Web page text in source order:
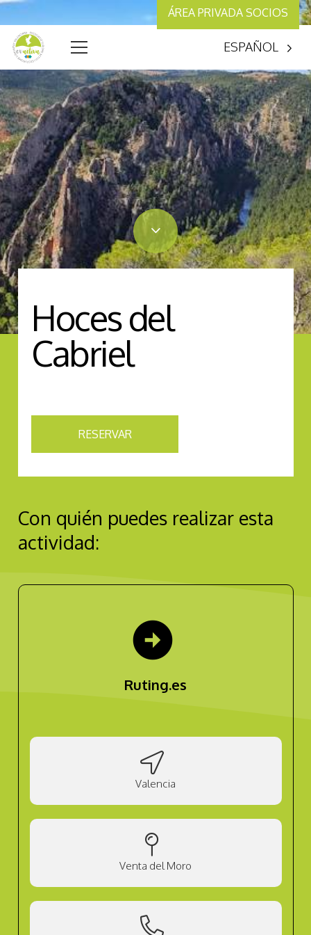
ÁREA PRIVADA SOCIOS
ESPAÑOL
Hoces del
Cabriel
RESERVAR
Con quién puedes realizar esta
actividad:
arrow_circle_right
Ruting.es
Valencia
Venta del Moro